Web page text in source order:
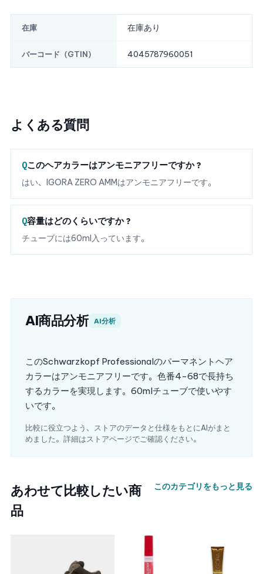
在庫 在庫あり
バーコード（GTIN） 4045787960051
よくある質問
このヘアカラーはアンモニアフリーですか？
はい、IGORA ZERO AMMはアンモニアフリーです。
容量はどのくらいですか？
チューブには60ml入っています。
AI商品分析 AI分析
このSchwarzkopf Professionalのパーマネントヘア
カラーはアンモニアフリーです。色番4-68で長持ち
するカラーを実現します。60mlチューブで使いやす
いです。
比較に役立つよう、ストアのデータと仕様をもとにAIがまと
めました。詳細はストアページでご確認ください。
あわせて比較したい商
品
このカテゴリをもっと見る